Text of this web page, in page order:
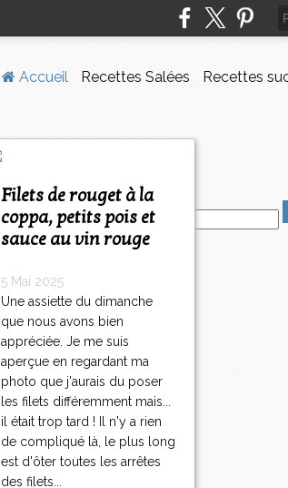
Accueil Recettes Salées Recettes
Filets de rouget à la
coppa, petits pois et
sauce au vin rouge
5 Mai 2025
Une assiette du dimanche
que nous avons bien
appréciée. Je me suis
aperçue en regardant ma
photo que j'aurais du poser
les filets différemment mais...
il était trop tard ! Il n'y a rien
de compliqué là, le plus long
est d'ôter toutes les arrêtes
des filets...